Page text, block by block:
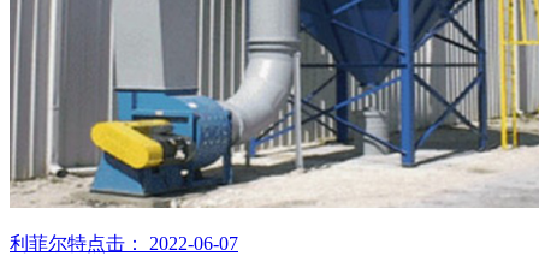
利菲尔特点击： 2022-06-07